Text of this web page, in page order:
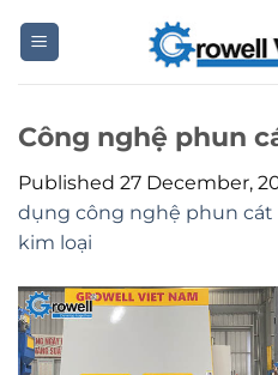
Công nghệ phun
Published 27 December,
dụng công nghệ phun
kim loại